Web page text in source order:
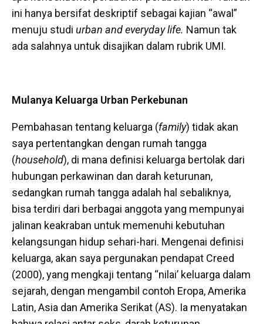
ini hanya bersifat deskriptif sebagai kajian “awal”
menuju studi urban and everyday life. Namun tak
ada salahnya untuk disajikan dalam rubrik UMI.
Mulanya Keluarga Urban Perkebunan
Pembahasan tentang keluarga (family) tidak akan
saya pertentangkan dengan rumah tangga
(household), di mana definisi keluarga bertolak dari
hubungan perkawinan dan darah keturunan,
sedangkan rumah tangga adalah hal sebaliknya,
bisa terdiri dari berbagai anggota yang mempunyai
jalinan keakraban untuk memenuhi kebutuhan
kelangsungan hidup sehari-hari. Mengenai definisi
keluarga, akan saya pergunakan pendapat Creed
(2000), yang mengkaji tentang “nilai’ keluarga dalam
sejarah, dengan mengambil contoh Eropa, Amerika
Latin, Asia dan Amerika Serikat (AS). Ia menyatakan